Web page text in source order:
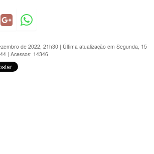
de 2022, 21h30 | Última atualização em Segunda, 15
| Acessos: 14346